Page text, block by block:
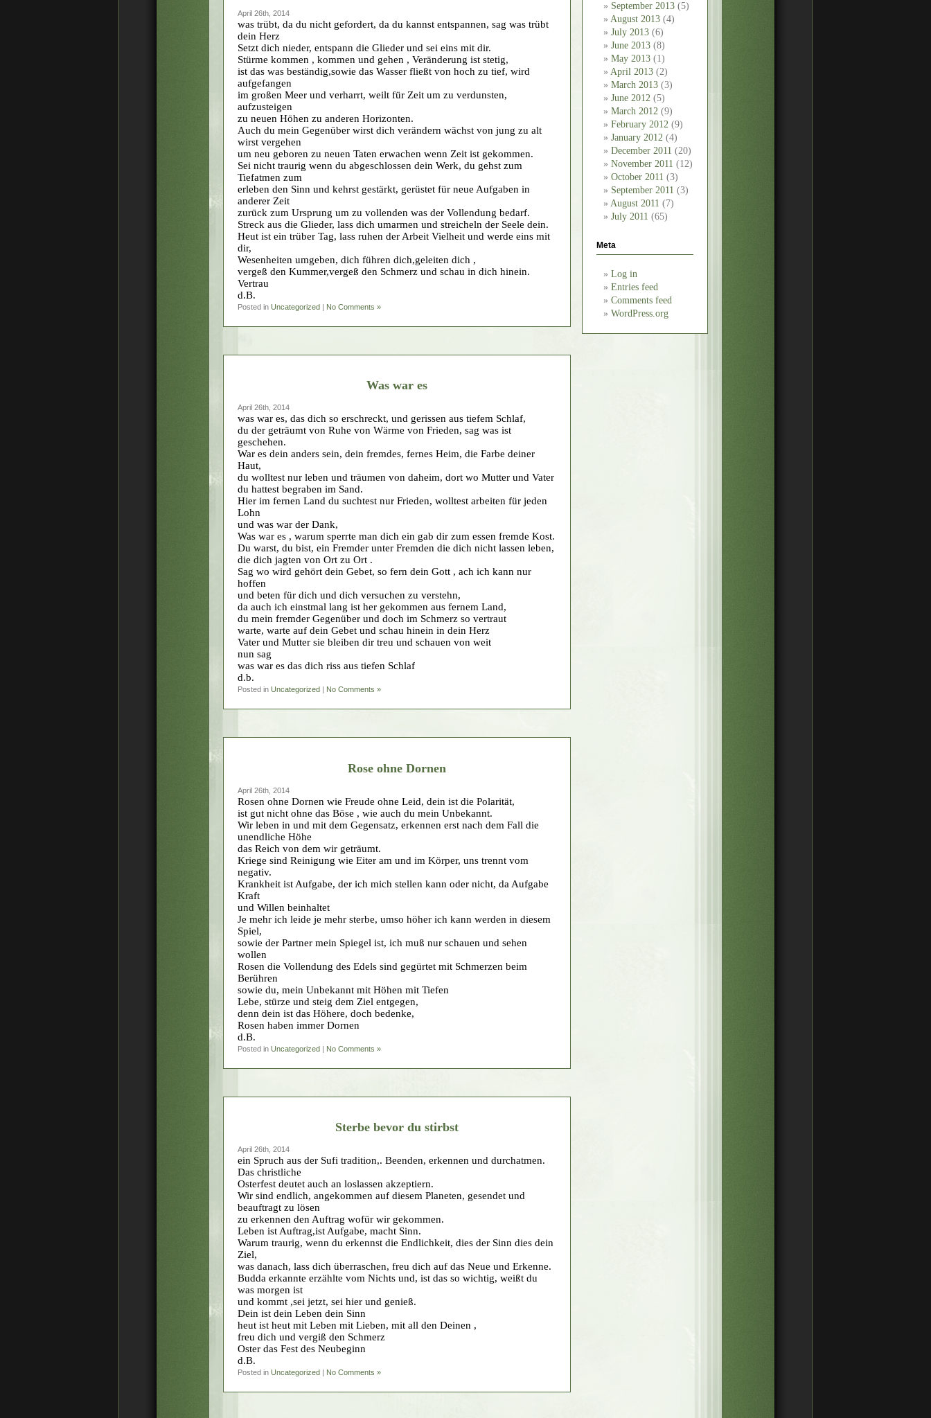
September 2013 (5)
August 2013 (4)
July 2013 (6)
June 2013 (8)
May 2013 (1)
April 2013 (2)
March 2013 (3)
June 2012 (5)
March 2012 (9)
February 2012 (9)
January 2012 (4)
December 2011 (20)
November 2011 (12)
October 2011 (3)
September 2011 (3)
August 2011 (7)
July 2011 (65)
Meta
Log in
Entries feed
Comments feed
WordPress.org
April 26th, 2014
was trübt, da du nicht gefordert, da du kannst entspannen, sag was trübt
dein Herz
Setzt dich nieder, entspann die Glieder und sei eins mit dir.
Stürme kommen , kommen und gehen , Veränderung ist stetig,
ist das was beständig,sowie das Wasser fließt von hoch zu tief, wird
aufgefangen
im großen Meer und verharrt, weilt für Zeit um zu verdunsten,
aufzusteigen
zu neuen Höhen zu anderen Horizonten.
Auch du mein Gegenüber wirst dich verändern wächst von jung zu alt
wirst vergehen
um neu geboren zu neuen Taten erwachen wenn Zeit ist gekommen.
Sei nicht traurig wenn du abgeschlossen dein Werk, du gehst zum
Tiefatmen zum
erleben den Sinn und kehrst gestärkt, gerüstet für neue Aufgaben in
anderer Zeit
zurück zum Ursprung um zu vollenden was der Vollendung bedarf.
Streck aus die Glieder, lass dich umarmen und streicheln der Seele dein.
Heut ist ein trüber Tag, lass ruhen der Arbeit Vielheit und werde eins mit
dir,
Wesenheiten umgeben, dich führen dich,geleiten dich ,
vergeß den Kummer,vergeß den Schmerz und schau in dich hinein.
Vertrau
d.B.
Posted in Uncategorized | No Comments »
Was war es
April 26th, 2014
was war es, das dich so erschreckt, und gerissen aus tiefem Schlaf,
du der geträumt von Ruhe von Wärme von Frieden, sag was ist
geschehen.
War es dein anders sein, dein fremdes, fernes Heim, die Farbe deiner
Haut,
du wolltest nur leben und träumen von daheim, dort wo Mutter und Vater
du hattest begraben im Sand.
Hier im fernen Land du suchtest nur Frieden, wolltest arbeiten für jeden
Lohn
und was war der Dank,
Was war es , warum sperrte man dich ein gab dir zum essen fremde Kost.
Du warst, du bist, ein Fremder unter Fremden die dich nicht lassen leben,
die dich jagten von Ort zu Ort .
Sag wo wird gehört dein Gebet, so fern dein Gott , ach ich kann nur
hoffen
und beten für dich und dich versuchen zu verstehn,
da auch ich einstmal lang ist her gekommen aus fernem Land,
du mein fremder Gegenüber und doch im Schmerz so vertraut
warte, warte auf dein Gebet und schau hinein in dein Herz
Vater und Mutter sie bleiben dir treu und schauen von weit
nun sag
was war es das dich riss aus tiefen Schlaf
d.b.
Posted in Uncategorized | No Comments »
Rose ohne Dornen
April 26th, 2014
Rosen ohne Dornen wie Freude ohne Leid, dein ist die Polarität,
ist gut nicht ohne das Böse , wie auch du mein Unbekannt.
Wir leben in und mit dem Gegensatz, erkennen erst nach dem Fall die
unendliche Höhe
das Reich von dem wir geträumt.
Kriege sind Reinigung wie Eiter am und im Körper, uns trennt vom
negativ.
Krankheit ist Aufgabe, der ich mich stellen kann oder nicht, da Aufgabe
Kraft
und Willen beinhaltet
Je mehr ich leide je mehr sterbe, umso höher ich kann werden in diesem
Spiel,
sowie der Partner mein Spiegel ist, ich muß nur schauen und sehen
wollen
Rosen die Vollendung des Edels sind gegürtet mit Schmerzen beim
Berühren
sowie du, mein Unbekannt mit Höhen mit Tiefen
Lebe, stürze und steig dem Ziel entgegen,
denn dein ist das Höhere, doch bedenke,
Rosen haben immer Dornen
d.B.
Posted in Uncategorized | No Comments »
Sterbe bevor du stirbst
April 26th, 2014
ein Spruch aus der Sufi tradition,. Beenden, erkennen und durchatmen.
Das christliche
Osterfest deutet auch an loslassen akzeptiern.
Wir sind endlich, angekommen auf diesem Planeten, gesendet und
beauftragt zu lösen
zu erkennen den Auftrag wofür wir gekommen.
Leben ist Auftrag,ist Aufgabe, macht Sinn.
Warum traurig, wenn du erkennst die Endlichkeit, dies der Sinn dies dein
Ziel,
was danach, lass dich überraschen, freu dich auf das Neue und Erkenne.
Budda erkannte erzählte vom Nichts und, ist das so wichtig, weißt du
was morgen ist
und kommt ,sei jetzt, sei hier und genieß.
Dein ist dein Leben dein Sinn
heut ist heut mit Leben mit Lieben, mit all den Deinen ,
freu dich und vergiß den Schmerz
Oster das Fest des Neubeginn
d.B.
Posted in Uncategorized | No Comments »